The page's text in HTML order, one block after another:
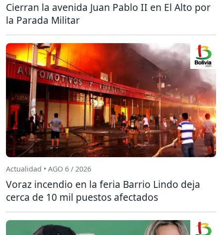
Cierran la avenida Juan Pablo II en El Alto por
la Parada Militar
Actualidad • AGO 6 / 2026
Voraz incendio en la feria Barrio Lindo deja
cerca de 10 mil puestos afectados